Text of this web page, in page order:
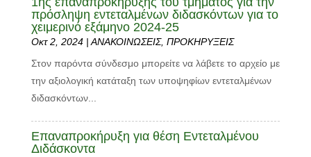
πρόσληψη εντεταλμένων διδασκόντων για το
χειμερινό εξάμηνο 2024-25
Οκτ 2, 2024| ΑΝΑΚΟΙΝΩΣΕΙΣ, ΠΡΟΚΗΡΥΞΕΙΣ
Στον παρόντα σύνδεσμο μπορείτε να λάβετε το αρχείο με
την αξιολογική κατάταξη των υποψηφίων εντεταλμένων
διδασκόντων...
Επαναπροκήρυξη για θέση Εντεταλμένου
Διδάσκοντα